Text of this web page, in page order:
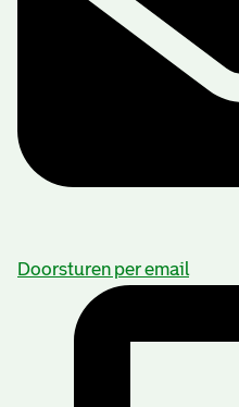
Doorsturen per email